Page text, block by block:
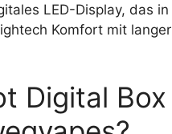
LED-Display, das in
Komfort mit langer
Digital Box